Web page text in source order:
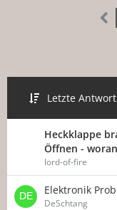
Letzte Antwort
Heckklappe
Öffnen -
lord-of-fire
Elektronik
DeSchtang